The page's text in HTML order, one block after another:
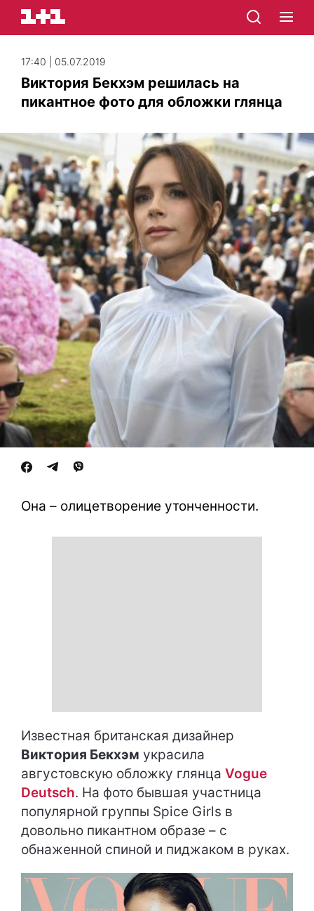
17:40 | 05.07.2019
Виктория Бекхэм решилась на
пикантное фото для обложки глянца
Она – олицетворение утонченности.
Известная британская дизайнер
Виктория Бекхэм украсила
августовскую обложку глянца Vogue
Deutsch. На фото бывшая участница
популярной группы Spice Girls в
довольно пикантном образе – с
обнаженной спиной и пиджаком в руках.